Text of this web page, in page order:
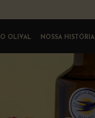
OLIVAL NOSSA HISTÓRIA